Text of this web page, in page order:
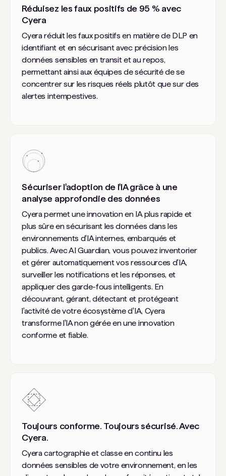
Réduisez les faux positifs de 95 % avec
Cyera
Cyera réduit les faux positifs en matière de DLP en
identifiant et en sécurisant avec précision les
données sensibles en transit et au repos,
permettant ainsi aux équipes de sécurité de se
concentrer sur les risques réels plutôt que sur des
alertes intempestives.
Sécuriser l'adoption de l'IA grâce à une
analyse approfondie des données
Cyera permet une innovation en IA plus rapide et
plus sûre en sécurisant les données dans les
environnements d'IA internes, embarqués et
publics. Avec AI Guardian, vous pouvez inventorier
et gérer automatiquement vos ressources d'IA,
surveiller les notifications et les réponses, et
appliquer des garde-fous intelligents. En
découvrant, gérant, détectant et protégeant
l'activité de votre écosystème d'IA, Cyera
transforme l'IA non gérée en une innovation
conforme et fiable.
Toujours conforme. Toujours sécurisé. Avec
Cyera.
Cyera cartographie et classe en continu les
données sensibles de votre environnement, en les